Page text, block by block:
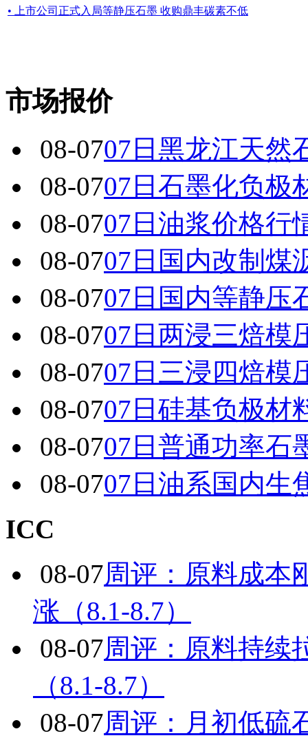
• 上市公司正式入局等静压石墨 收购鼎丰碳素不低
市场报价
08-0707日黑龙江天然
08-0707日石墨化负极
08-0707日油浆价格行
08-0707日国内改制煤
08-0707日国内 等静压
08-0707日两浸三焙模
08-0707日三浸四焙模
08-0707日硅基负极材
08-0707日普通功率石
08-0707日油系国内生
ICC
08-07周评：原料成本
涨（8.1-8.7）
08-07周评：原料持续
（8.1-8.7）
08-07周评：月初低硫